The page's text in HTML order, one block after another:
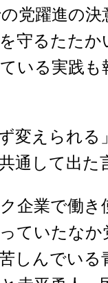
党躍進の決
守るたたか
いる実践も
変えられる
通して出た
企業で働き
ていたなか
しんでいる